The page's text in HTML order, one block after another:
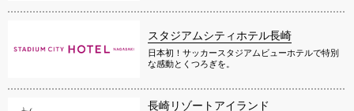
スタジアムシティホテル長崎
日本初！サッカースタジアムビューホテルで特別
な感動とくつろぎを。
長崎リゾートアイランド